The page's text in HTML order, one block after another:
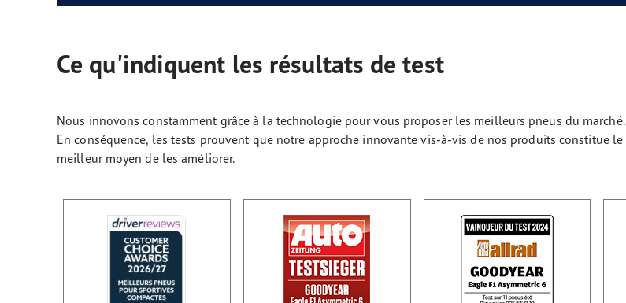
Ce qu'indiquent les résultats de test
Nous innovons constamment grâce à la technologie pour vous proposer les meilleurs pneus du marché.
En conséquence, les tests prouvent que notre approche innovante vis-à-vis de nos produits constitue le
meilleur moyen de les améliorer.